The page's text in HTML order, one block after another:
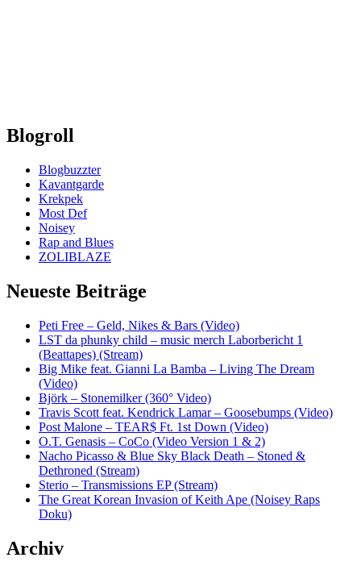
Blogroll
Blogbuzzter
Kavantgarde
Krekpek
Most Def
Noisey
Rap and Blues
ZOLIBLAZE
Neueste Beiträge
Peti Free – Geld, Nikes & Bars (Video)
LST da phunky child – music merch Laborbericht 1
(Beattapes) (Stream)
Big Mike feat. Gianni La Bamba – Living The Dream
(Video)
Björk – Stonemilker (360° Video)
Travis Scott feat. Kendrick Lamar – Goosebumps (Video)
Post Malone – TEAR$ Ft. 1st Down (Video)
O.T. Genasis – CoCo (Video Version 1 & 2)
Nacho Picasso & Blue Sky Black Death – Stoned &
Dethroned (Stream)
Sterio – Transmissions EP (Stream)
The Great Korean Invasion of Keith Ape (Noisey Raps
Doku)
Archiv